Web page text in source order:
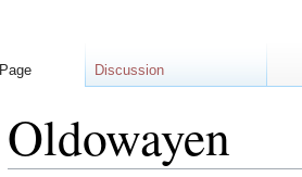
Oldowayen
Page Discussion